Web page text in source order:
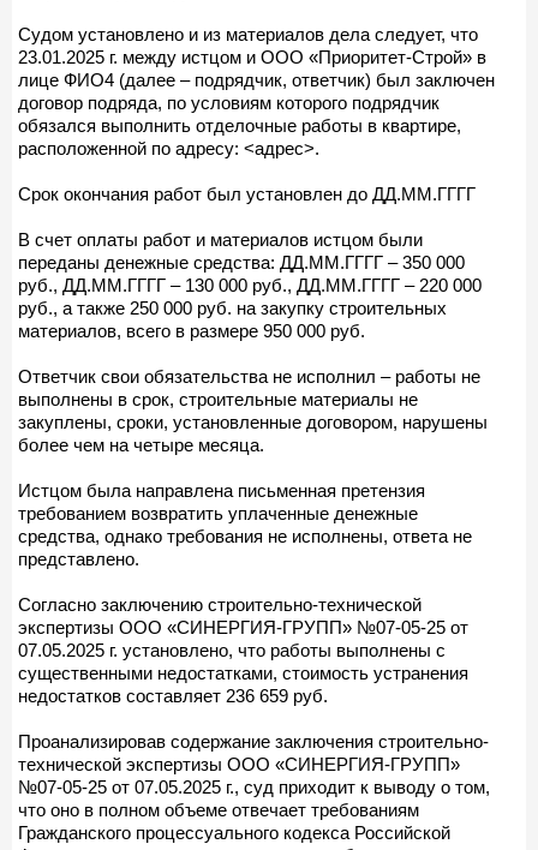
Судом установлено и из материалов дела следует, что
23.01.2025 г. между истцом и ООО «Приоритет-Строй» в
лице ФИО4 (далее – подрядчик, ответчик) был заключен
договор подряда, по условиям которого подрядчик
обязался выполнить отделочные работы в квартире,
расположенной по адресу: <адрес>.
Срок окончания работ был установлен до ДД.ММ.ГГГГ
В счет оплаты работ и материалов истцом были
переданы денежные средства: ДД.ММ.ГГГГ – 350 000
руб., ДД.ММ.ГГГГ – 130 000 руб., ДД.ММ.ГГГГ – 220 000
руб., а также 250 000 руб. на закупку строительных
материалов, всего в размере 950 000 руб.
Ответчик свои обязательства не исполнил – работы не
выполнены в срок, строительные материалы не
закуплены, сроки, установленные договором, нарушены
более чем на четыре месяца.
Истцом была направлена письменная претензия
требованием возвратить уплаченные денежные
средства, однако требования не исполнены, ответа не
представлено.
Согласно заключению строительно-технической
экспертизы ООО «СИНЕРГИЯ-ГРУПП» №07-05-25 от
07.05.2025 г. установлено, что работы выполнены с
существенными недостатками, стоимость устранения
недостатков составляет 236 659 руб.
Проанализировав содержание заключения строительно-
технической экспертизы ООО «СИНЕРГИЯ-ГРУПП»
№07-05-25 от 07.05.2025 г., суд приходит к выводу о том,
что оно в полном объеме отвечает требованиям
Гражданского процессуального кодекса Российской